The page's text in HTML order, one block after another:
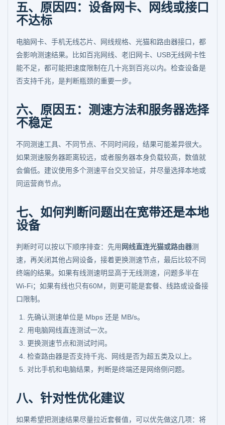
五、原因四：设备网卡、网线或接口
不达标
电脑网卡、手机无线芯片、网线规格、光猫和路由器接口，都
会影响测速结果。比如百兆网线、老旧网卡、USB无线网卡性
能不足，都可能把速度限制在几十兆到百兆以内。检查设备是
否支持千兆，是判断瓶颈的重要一步。
六、原因五：测速方法和服务器选择
不稳定
不同测速工具、不同节点、不同时间段，结果可能差异很大。
如果测速服务器距离较远，或者服务器本身负载较高，数值就
会偏低。建议使用多个测速平台交叉验证，并尽量选择本地或
同运营商节点。
七、如何判断问题出在宽带还是本地
设备
判断时可以按以下顺序排查：先用 网线直连光猫或路由器测
速，再关闭其他占网设备，接着更换测速节点，最后比较不同
终端的结果。如果有线测速明显高于无线测速，问题多半在
Wi-Fi；如果有线也只有60M，则更可能是套餐、线路或设备接
口限制。
先确认测速单位是 Mbps 还是 MB/s。
用电脑网线直连测试一次。
更换测速节点和测试时间。
检查路由器是否支持千兆、网线是否为超五类及以上。
对比手机和电脑结果，判断是终端还是网络侧问题。
八、针对性优化建议
如果希望把测速结果尽量拉近套餐值，可以优先做这几项：将